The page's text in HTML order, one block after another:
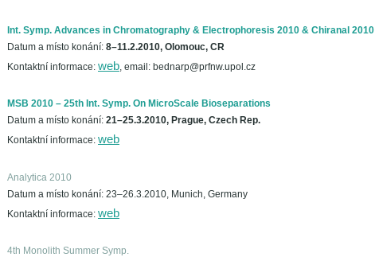
Int. Symp. Advances in Chromatography & Electrophoresis 2010 & Chiranal 2010
Datum a místo konání: 8–11.2.2010, Olomouc, CR
Kontaktní informace: web, email: bednarp@prfnw.upol.cz
MSB 2010 – 25th Int. Symp. On MicroScale Bioseparations
Datum a místo konání: 21–25.3.2010, Prague, Czech Rep.
Kontaktní informace: web
Analytica 2010
Datum a místo konání: 23–26.3.2010, Munich, Germany
Kontaktní informace: web
4th Monolith Summer Symp.